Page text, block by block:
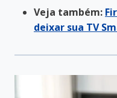
Veja também:
deixar sua TV